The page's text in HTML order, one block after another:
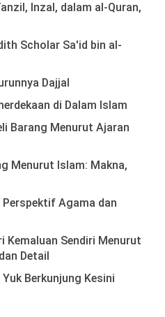
Inzal, dalam al-Quran,
Scholar Sa'id bin al-
Dajjal
di Dalam Islam
Barang Menurut Ajaran
Menurut Islam: Makna,
Agama dan
Kemaluan Sendiri Menurut
Detail
Berkunjung Kesini